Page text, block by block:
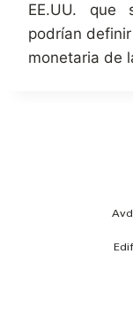
EE.UU. que
podrían
monetaria de